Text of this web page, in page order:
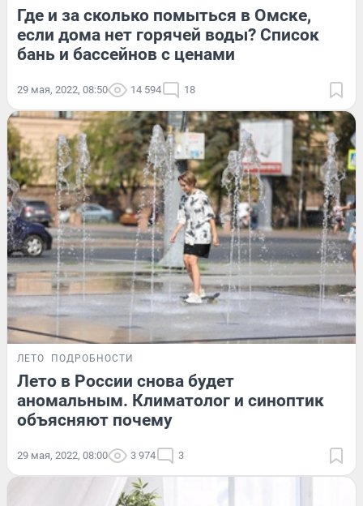
Где и за сколько помыться в Омске,
если дома нет горячей воды? Список
бань и бассейнов с ценами
29 мая, 2022, 08:50 14 594 18
ЛЕТО ПОДРОБНОСТИ
Лето в России снова будет
аномальным. Климатолог и синоптик
объясняют почему
29 мая, 2022, 08:00 3 974 3